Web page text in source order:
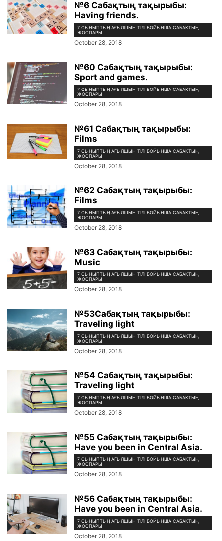
№6 Сабақтың тақырыбы:
Having friends.
7 СЫНЫПТЫҢ АҒЫЛШЫН ТІЛІ БОЙЫНША САБАҚТЫҢ
ЖОСПАРЫ
October 28, 2018
№60 Сабақтың тақырыбы:
Sport and games.
7 СЫНЫПТЫҢ АҒЫЛШЫН ТІЛІ БОЙЫНША САБАҚТЫҢ
ЖОСПАРЫ
October 28, 2018
№61 Сабақтың тақырыбы:
Films
7 СЫНЫПТЫҢ АҒЫЛШЫН ТІЛІ БОЙЫНША САБАҚТЫҢ
ЖОСПАРЫ
October 28, 2018
№62 Сабақтың тақырыбы:
Films
7 СЫНЫПТЫҢ АҒЫЛШЫН ТІЛІ БОЙЫНША САБАҚТЫҢ
ЖОСПАРЫ
October 28, 2018
№63 Сабақтың тақырыбы:
Music
7 СЫНЫПТЫҢ АҒЫЛШЫН ТІЛІ БОЙЫНША САБАҚТЫҢ
ЖОСПАРЫ
October 28, 2018
№53Сабақтың тақырыбы:
Traveling light
7 СЫНЫПТЫҢ АҒЫЛШЫН ТІЛІ БОЙЫНША САБАҚТЫҢ
ЖОСПАРЫ
October 28, 2018
№54 Сабақтың тақырыбы:
Traveling light
7 СЫНЫПТЫҢ АҒЫЛШЫН ТІЛІ БОЙЫНША САБАҚТЫҢ
ЖОСПАРЫ
October 28, 2018
№55 Сабақтың тақырыбы:
Have you been in Central Asia.
7 СЫНЫПТЫҢ АҒЫЛШЫН ТІЛІ БОЙЫНША САБАҚТЫҢ
ЖОСПАРЫ
October 28, 2018
№56 Сабақтың тақырыбы:
Have you been in Central Asia.
7 СЫНЫПТЫҢ АҒЫЛШЫН ТІЛІ БОЙЫНША САБАҚТЫҢ
ЖОСПАРЫ
October 28, 2018